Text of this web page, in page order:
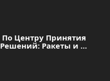
По Центру Принятия
Решений: Ракеты и